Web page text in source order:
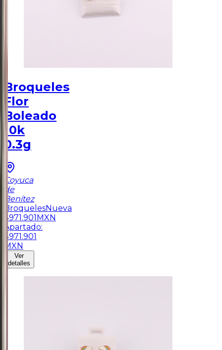
Broqueles
Flor
Boleado
10k
0.3g
Coyuca
de
Benítez
BroquelesNueva
$971.901MXN
Apartado:
$971.901
MXN
Ver
detalles